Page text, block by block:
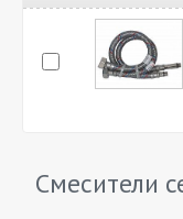
Смесители